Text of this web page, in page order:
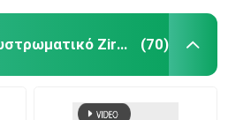
τρισδιάστατο πολυστρωματικό Zirconia (70)